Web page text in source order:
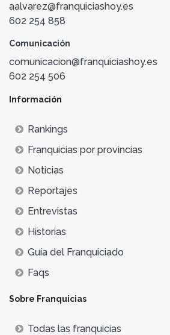
aalvarez@franquiciashoy.es
602 254 858
Comunicación
comunicacion@franquiciashoy.es
602 254 506
Información
Rankings
Franquicias por provincias
Noticias
Reportajes
Entrevistas
Historias
Guía del Franquiciado
Faqs
Sobre Franquicias
Todas las franquicias